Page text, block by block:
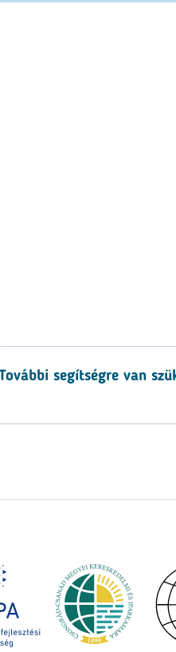
További segítségre van